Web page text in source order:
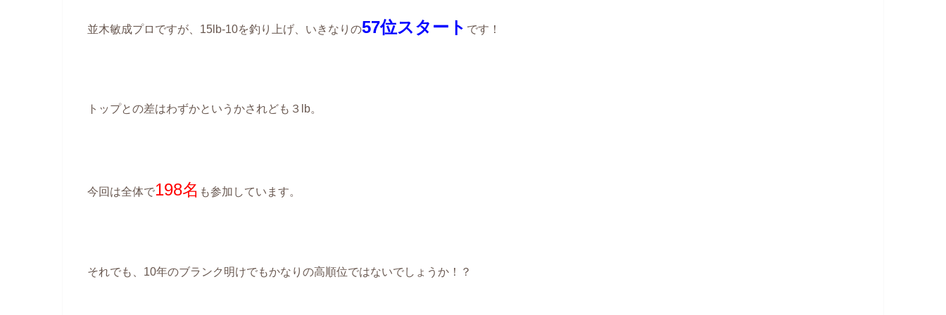
並木敏成プロですが、15lb-10を釣り上げ、いきなりの57位スタート です！
トップとの差はわずかというかされども３lb。
今回は全体で198名 も参加しています。
それでも、10年のブランク明けでもかなりの高順位ではないでしょうか！？